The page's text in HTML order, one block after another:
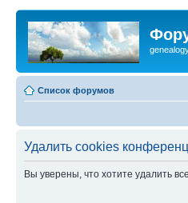
Список форумов
Удалить cookies
Вы уверены, что хотите удалить